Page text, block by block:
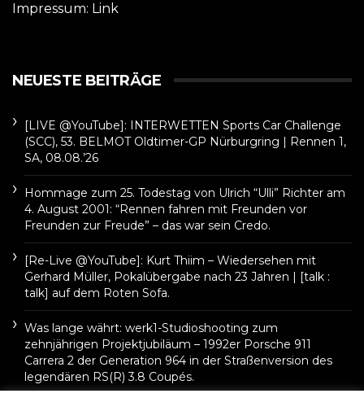
Impressum: Link
NEUESTE BEITRÄGE
[LIVE @YouTube]: INTERWETTEN Sports Car Challenge
(SCC), 53. BELMOT Oldtimer-GP Nürburgring | Rennen 1,
SA, 08.08.’26
Hommage zum 25. Todestag von Ulrich “Ulli” Richter am
4. August 2001: “Rennen fahren mit Freunden vor
Freunden zur Freude” – das war sein Credo.
[Re-Live @YouTube]: Kurt Thiim – Wiedersehen mit
Gerhard Müller, Pokalübergabe nach 23 Jahren | [talk :
talk] auf dem Roten Sofa.
Was lange währt: werk1-Studioshooting zum
zehnjährigen Projektjubiläum – 1992er Porsche 911
Carrera 2 der Generation 964 in der Straßenversion des
legendären RS(R) 3.8 Coupés.